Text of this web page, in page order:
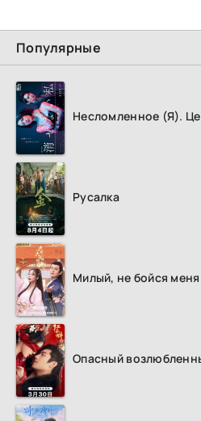
Популярные
Несломленное (Я).
Русалка
Милый, не бойся меня
Опасный